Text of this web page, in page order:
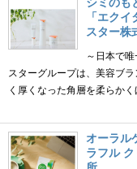
「エク
スター株
～日本で
スターグループは、美容ブ
く厚くなった角層を柔らか
オーラル
ラフル